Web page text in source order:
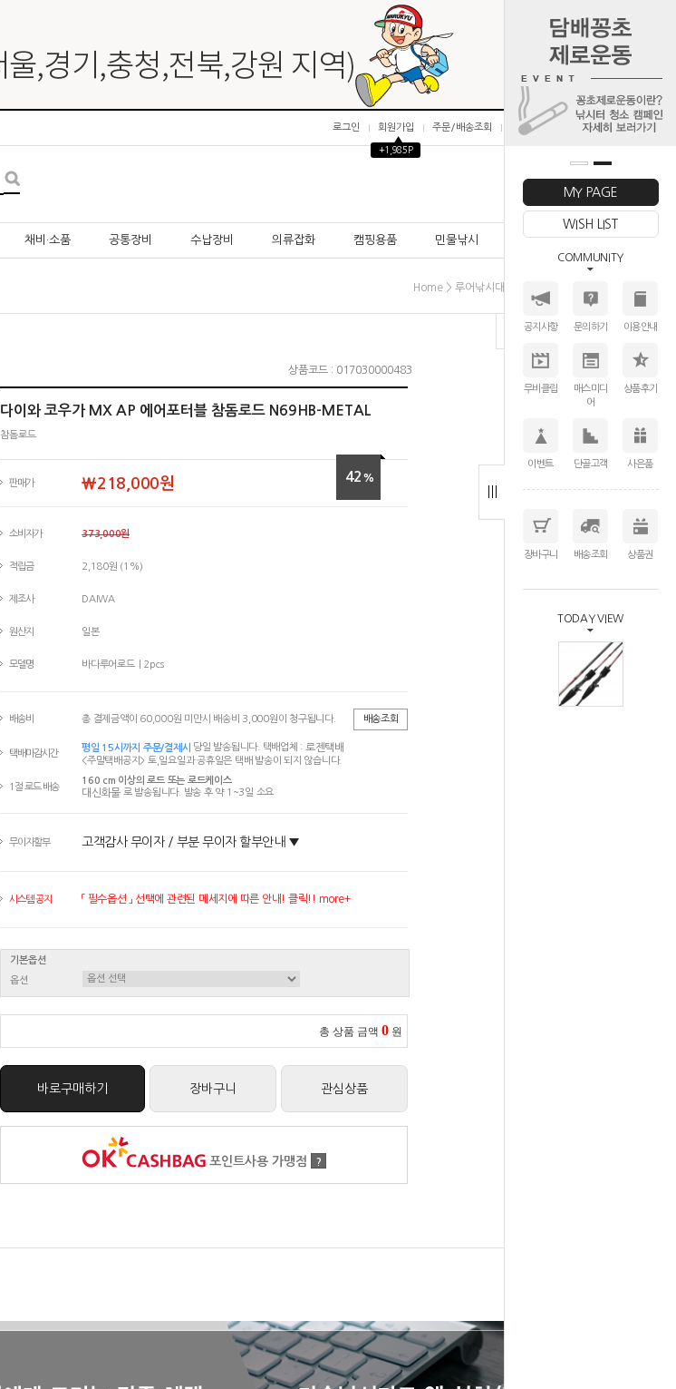
MY PAGE
WISH LIST
COMMUNITY
공지사항 문의하기 이용안내
무비클립
매스미디
어
상품후기
이벤트 단골고객 사은품
장바구니 배송조회 상품권
TODAY VIEW
로그인 회원가입
▲
+1,985P
주문/배송조회 마이페이지
채비·소품 공통장비 수납장비 의류잡화 캠핑용품 민물낚시 바다낚시
Home > 루어낚시대
상품코드 : 017030000483
다이와 코우가 MX AP 에어포터블 참돔로드 N69HB-METAL
참돔로드
판매가 ￦218,000원 42 %
소비자가 373,000원
적립금 2,180원 (1%)
제조사 DAIWA
원산지 일본
모델명 바다루어로드｜2pcs
배송비 총 결제금액이 60,000원 미만시 배송비 3,000원이 청구됩니다. 배송조회
택배마감시간
평일 15시까지 주문/결제시 당일 발송됩니다. 택배업체 : 로젠택배
<주말택배공지> 토,일요일과 공휴일은 택배 발송이 되지 않습니다.
1절 로드 배송
160 cm 이상의 로드 또는 로드케이스
대신화물 로 발송됩니다. 발송 후 약 1~3일 소요
무이자할부 고객감사 무이자 / 부분 무이자 할부안내 ▼
시스템 공지 「 필수옵션 」 선택에 관련된 메세지에 따른 안내! 클릭!! more+
기본옵션
옵션
총 상품 금액 0 원
바로구매하기 장바구니 관심상품
포인트사용 가맹점 ?